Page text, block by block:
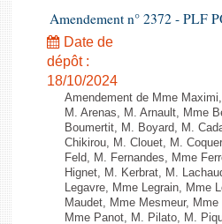
Amendement n° 2372 - PLF
Date de
dépôt :
18/10/2024
Amendement de Mme
M. Arenas, M. Arnault, Mme
Boumertit, M. Boyard, M.
Chikirou, M. Clouet, M.
Feld, M. Fernandes, Mme
Hignet, M. Kerbrat, M.
Legavre, Mme Legrain, Mme
Maudet, Mme Mesmeur,
Mme Panot, M. Pilato, M.